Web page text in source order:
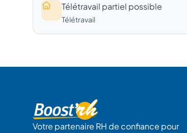
Télétravail partiel possible
Télétravail
Votre partenaire RH de confiance pour